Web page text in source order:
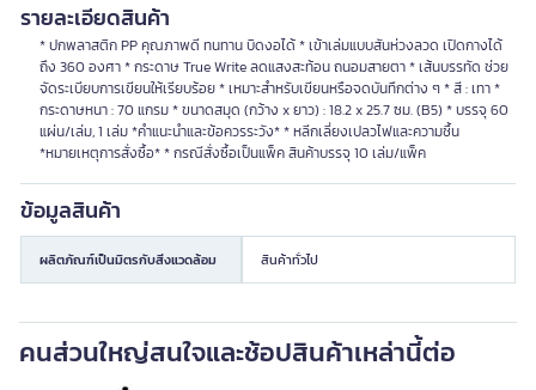
รายละเอียดสินค้า
* ปกพลาสติก PP คุณภาพดี ทนทาน บิดงอได้ * เข้าเล่มแบบสันห่วงลวด เปิดกางได้
ถึง 360 องศา * กระดาษ True Write ลดแสงสะท้อน ถนอมสายตา * เส้นบรรทัด ช่วย
จัดระเบียบการเขียนให้เรียบร้อย * เหมาะสำหรับเขียนหรือจดบันทึกต่าง ๆ * สี : เทา *
กระดาษหนา : 70 แกรม * ขนาดสมุด (กว้าง x ยาว) : 18.2 x 25.7 ซม. (B5) * บรรจุ 60
แผ่น/เล่ม, 1 เล่ม *คำแนะนำและข้อควรระวัง* * หลีกเลี่ยงเปลวไฟและความชื้น
*หมายเหตุการสั่งซื้อ* * กรณีสั่งซื้อเป็นแพ็ค สินค้าบรรจุ 10 เล่ม/แพ็ค
ข้อมูลสินค้า
ผลิตภัณฑ์เป็นมิตรกับสิ่งแวดล้อม สินค้าทั่วไป
คนส่วนใหญ่สนใจและช้อปสินค้าเหล่านี้ต่อ